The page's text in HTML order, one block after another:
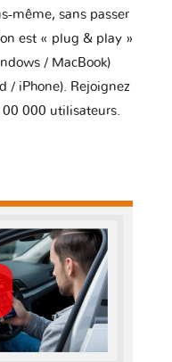
même, sans passer
est « plug & play »
/ MacBook)
/ iPhone). Rejoignez
000 utilisateurs.